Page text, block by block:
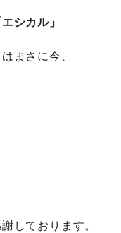
シカル」
はまさに今、
しております。